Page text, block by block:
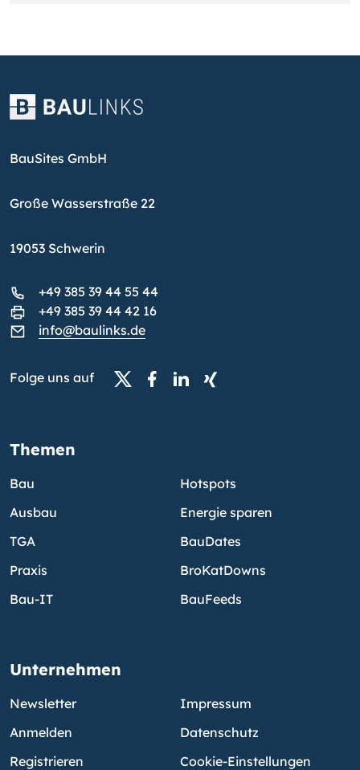
BauSites GmbH
Große Wasserstraße 22
19053 Schwerin
+49 385 39 44 55 44
+49 385 39 44 42 16
info@baulinks.de
Folge uns auf
Themen
Bau
Ausbau
TGA
Praxis
Bau-IT
Hotspots
Energie sparen
BauDates
BroKatDowns
BauFeeds
Unternehmen
Newsletter
Anmelden
Registrieren
Impressum
Datenschutz
Cookie-Einstellungen